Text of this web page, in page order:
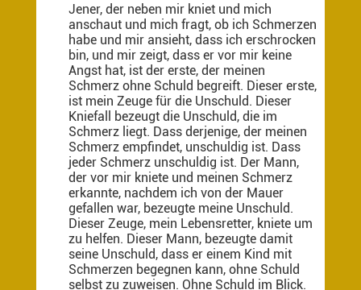
Jener, der neben mir kniet und mich
anschaut und mich fragt, ob ich Schmerzen
habe und mir ansieht, dass ich erschrocken
bin, und mir zeigt, dass er vor mir keine
Angst hat, ist der erste, der meinen
Schmerz ohne Schuld begreift. Dieser erste,
ist mein Zeuge für die Unschuld. Dieser
Kniefall bezeugt die Unschuld, die im
Schmerz liegt. Dass derjenige, der meinen
Schmerz empfindet, unschuldig ist. Dass
jeder Schmerz unschuldig ist. Der Mann,
der vor mir kniete und meinen Schmerz
erkannte, nachdem ich von der Mauer
gefallen war, bezeugte meine Unschuld.
Dieser Zeuge, mein Lebensretter, kniete um
zu helfen. Dieser Mann, bezeugte damit
seine Unschuld, dass er einem Kind mit
Schmerzen begegnen kann, ohne Schuld
selbst zu zuweisen. Ohne Schuld im Blick.